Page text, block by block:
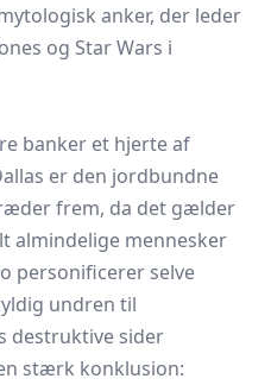
anker, der leder
og Star Wars i
banker et hjerte af
er den jordbundne
frem, da det gælder
almindelige mennesker
personificerer selve
undren til
destruktive sider
stærk konklusion: